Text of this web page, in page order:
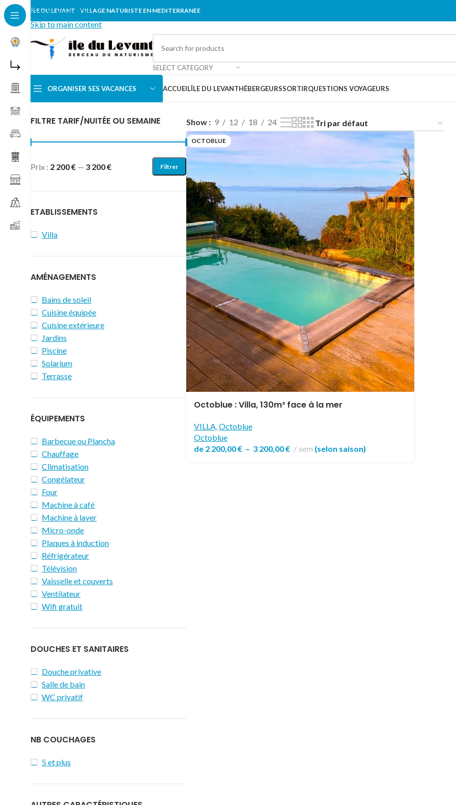
Skip to navigation
Skip to main content
ÎLE DU LEVANT - VILLAGE NATURISTE EN MEDITERRANEE
SELECT CATEGORY
ORGANISER SES VACANCES ACCUEILÎLE DU LEVANTHÉBERGEURSSORTIRQUESTIONS VOYAGEURS
Accueil/Locations vacances/VILLA / Octoblue
FILTRE TARIF/NUITÉE OU SEMAINE
Filtrer
Prix : 2 200 € — 3 200 €
ETABLISSEMENTS
Villa
AMÉNAGEMENTS
Bains de soleil
Cuisine équipée
Cuisine extérieure
Jardins
Piscine
Solarium
Terrasse
ÉQUIPEMENTS
Barbecue ou Plancha
Chauffage
Climatisation
Congélateur
Four
Machine à café
Machine à laver
Micro-onde
Plaques à induction
Réfrigérateur
Télévision
Vaisselle et couverts
Ventilateur
Wifi gratuit
DOUCHES ET SANITAIRES
Douche privative
Salle de bain
WC privatif
NB COUCHAGES
5 et plus
Show 9 12 18 24
OCTOBLUE
Octoblue : Villa, 130m² face à la mer
VILLA,Octoblue
Octoblue
de 2 200,00€ – 3 200,00€ sem (selon saison)